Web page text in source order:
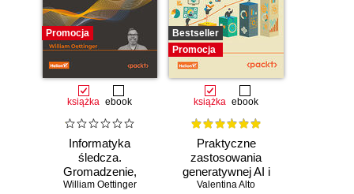
Promocja
książka ebook
Informatyka
śledcza.
Gromadzenie,
analiza i
William Oettinger
Bestseller
Promocja
książka ebook
Praktyczne
zastosowania
generatywnej AI i
ChatGPT.
Valentina Alto